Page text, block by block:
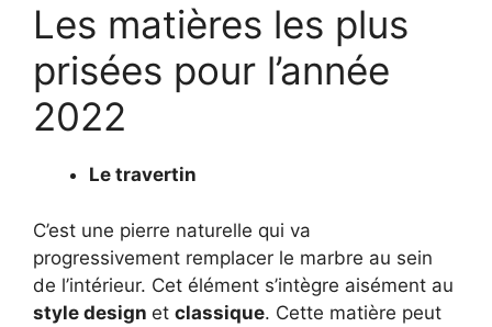
Les matières les plus
prisées pour l’année
2022
Le travertin
C’est une pierre naturelle qui va
progressivement remplacer le marbre au sein
de l’intérieur. Cet élément s’intègre aisément au
style design et classique. Cette matière peut